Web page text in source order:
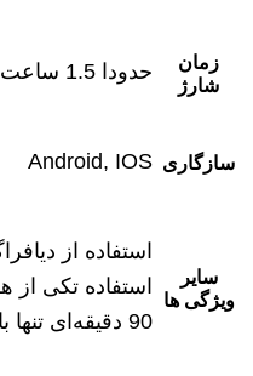
زمان
شارژ
حدودا 1.5 ساعت
سازگاری Android, IOS
سایر
ویژگی ها
استفاده از
استفاده تکی از
90 دقیقه‌ای تنها با 10 دقیقه شارژ شدن